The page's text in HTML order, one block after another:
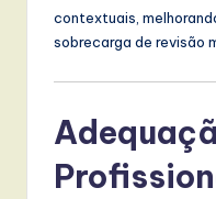
contextuais,
sobrecarga de revisão